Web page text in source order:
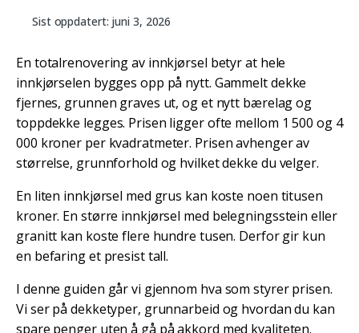
Sist oppdatert: juni 3, 2026
En totalrenovering av innkjørsel betyr at hele
innkjørselen bygges opp på nytt. Gammelt dekke
fjernes, grunnen graves ut, og et nytt bærelag og
toppdekke legges. Prisen ligger ofte mellom 1 500 og 4
000 kroner per kvadratmeter. Prisen avhenger av
størrelse, grunnforhold og hvilket dekke du velger.
En liten innkjørsel med grus kan koste noen titusen
kroner. En større innkjørsel med belegningsstein eller
granitt kan koste flere hundre tusen. Derfor gir kun
en befaring et presist tall.
I denne guiden går vi gjennom hva som styrer prisen.
Vi ser på dekketyper, grunnarbeid og hvordan du kan
spare penger uten å gå på akkord med kvaliteten.